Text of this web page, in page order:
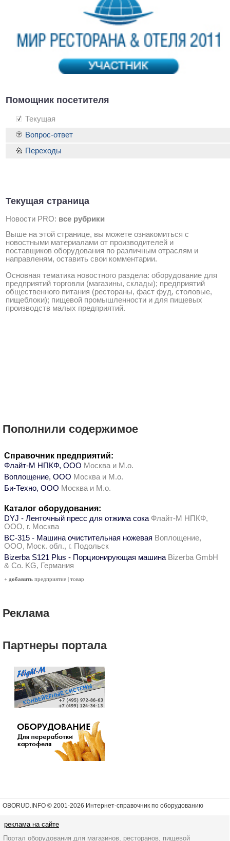
Помощник посетителя
Текущая
Текущая страница
Новости PRO: все рубрики
Выше на этой странице, вы можете ознакомиться с
новостными материалами от производителей и
поставщиков оборудования по различным отраслям и
направленям, оставить свои комментарии.
Основная тематика новостного раздела: оборудование для
предприятий торговли (магазины, склады); предприятий
общественного питания (рестораны, фаст фуд, столовые,
пищеблоки); пищевой промышленности и для пищевых
производств малых предприятий.
Вопрос-ответ
Переходы
Пополнили содержимое
Справочник предприятий:
Флайт-М НПКФ, ООО Москва и М.о.
Воплощение, ООО Москва и М.о.
Би-Техно, ООО Москва и М.о.
Каталог оборудования:
DYJ - Ленточный пресс для отжима сока Флайт-М НПКФ,
ООО, г. Москва
ВС-315 - Машина очистительная ножевая Воплощение,
ООО, Моск. обл., г. Подольск
Bizerba S121 Plus - Порционирующая машина Bizerba GmbH
& Co. KG, Германия
+ добавить предприятие | товар
Реклама
Партнеры портала
OBORUD.INFO © 2001-2026 Интернет-справочник по оборудованию
реклама на сайте
Портал оборудования для магазинов, ресторанов, пищевой